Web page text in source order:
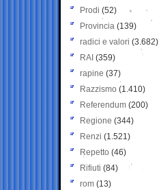
Prodi (52)
Provincia (139)
radici e valori (3.682)
RAI (359)
rapine (37)
Razzismo (1.410)
Referendum (200)
Regione (344)
Renzi (1.521)
Repetto (46)
Rifiuti (84)
rom (13)